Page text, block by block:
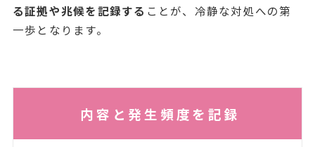
る証拠や兆候を記録する ことが、冷静な対処への第
一歩となります。
内容と発生頻度を記録